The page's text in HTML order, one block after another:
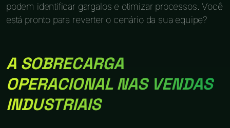
podem identificar gargalos e otimizar processos. Você
está pronto para reverter o cenário da sua equipe?
A SOBRECARGA
OPERACIONAL NAS VENDAS
INDUSTRIAIS